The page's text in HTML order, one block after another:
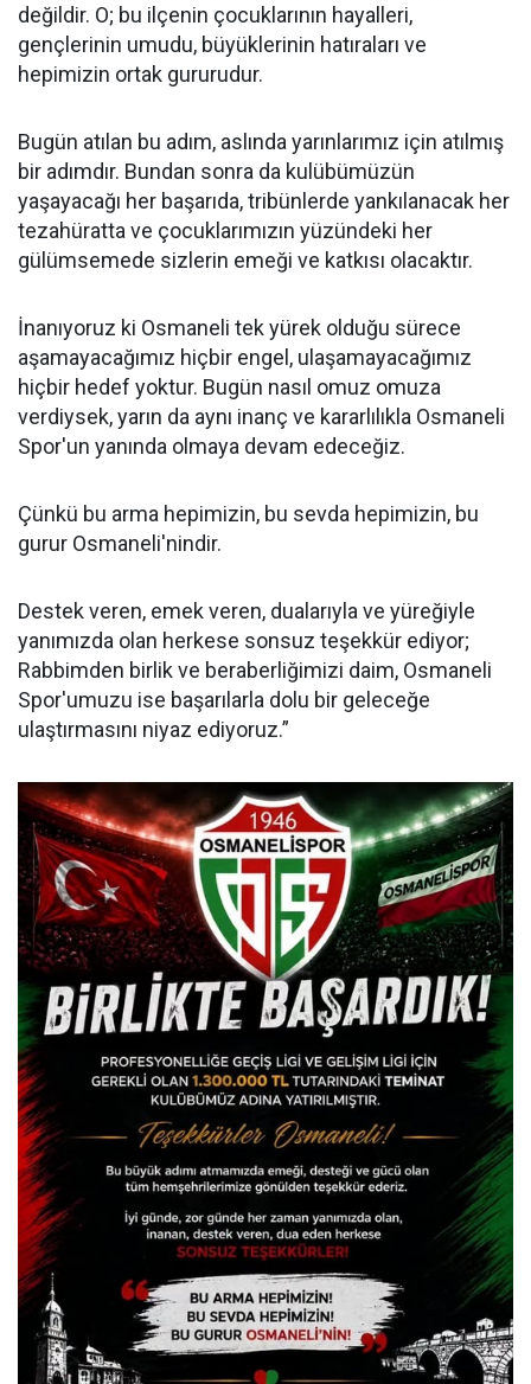
değildir. O; bu ilçenin çocuklarının hayalleri,
gençlerinin umudu, büyüklerinin hatıraları ve
hepimizin ortak gururudur.
Bugün atılan bu adım, aslında yarınlarımız için atılmış
bir adımdır. Bundan sonra da kulübümüzün
yaşayacağı her başarıda, tribünlerde yankılanacak her
tezahüratta ve çocuklarımızın yüzündeki her
gülümsemede sizlerin emeği ve katkısı olacaktır.
İnanıyoruz ki Osmaneli tek yürek olduğu sürece
aşamayacağımız hiçbir engel, ulaşamayacağımız
hiçbir hedef yoktur. Bugün nasıl omuz omuza
verdiysek, yarın da aynı inanç ve kararlılıkla Osmaneli
Spor'un yanında olmaya devam edeceğiz.
Çünkü bu arma hepimizin, bu sevda hepimizin, bu
gurur Osmaneli'nindir.
Destek veren, emek veren, dualarıyla ve yüreğiyle
yanımızda olan herkese sonsuz teşekkür ediyor;
Rabbimden birlik ve beraberliğimizi daim, Osmaneli
Spor'umuzu ise başarılarla dolu bir geleceğe
ulaştırmasını niyaz ediyoruz.”